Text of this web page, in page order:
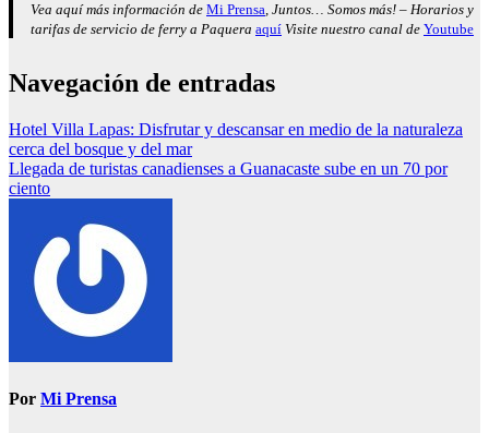
Vea aquí más información de Mi Prensa, Juntos… Somos más! – Horarios y
tarifas de servicio de ferry a Paquera aquí Visite nuestro canal de Youtube
Navegación de entradas
Hotel Villa Lapas: Disfrutar y descansar en medio de la naturaleza
cerca del bosque y del mar
Llegada de turistas canadienses a Guanacaste sube en un 70 por
ciento
Por Mi Prensa